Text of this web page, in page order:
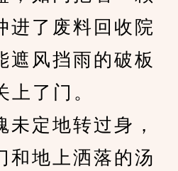
进了废料回收院
遮风挡雨的破板
上了门。
定地转过身，
和地上洒落的汤